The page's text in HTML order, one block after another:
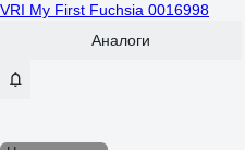
VRI My First Fuchsia 0016998
Аналоги